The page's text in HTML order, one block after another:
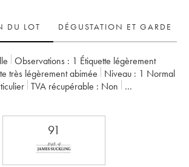
DU LOT
DÉGUSTATION ET GARDE
Observations : 1 Étiquette légèrement
très légèrement abimée Niveau : 1 Normal
TVA récupérable :
non
Barons de Rothschild
91